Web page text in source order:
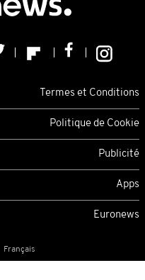
Termes et Conditions
Politique de Cookie
Publicité
Apps
Euronews